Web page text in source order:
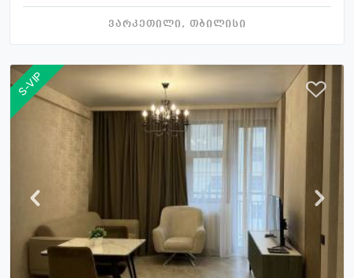
ვარკეთილი, თბილისი
S-VIP